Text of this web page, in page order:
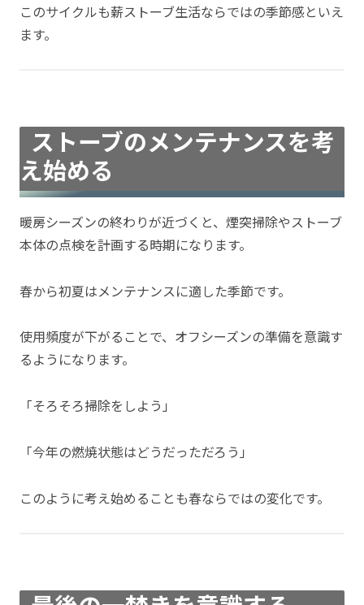
このサイクルも薪ストーブ生活ならではの季節感といえ
ます。
ストーブのメンテナンスを考
え始める
暖房シーズンの終わりが近づくと、煙突掃除やストーブ
本体の点検を計画する時期になります。
春から初夏はメンテナンスに適した季節です。
使用頻度が下がることで、オフシーズンの準備を意識す
るようになります。
「そろそろ掃除をしよう」
「今年の燃焼状態はどうだっただろう」
このように考え始めることも春ならではの変化です。